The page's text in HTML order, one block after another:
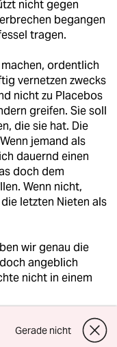
nicht gegen
begangen
tragen.
ordentlich
vernetzen zwecks
nicht zu Placebos
greifen. Sie soll
die sie hat. Die
jemand als
dauernd einen
doch dem
Wenn nicht,
letzten Nieten als
wir genau die
angeblich
nicht in einem
solche Mittel
und
Gerade nicht